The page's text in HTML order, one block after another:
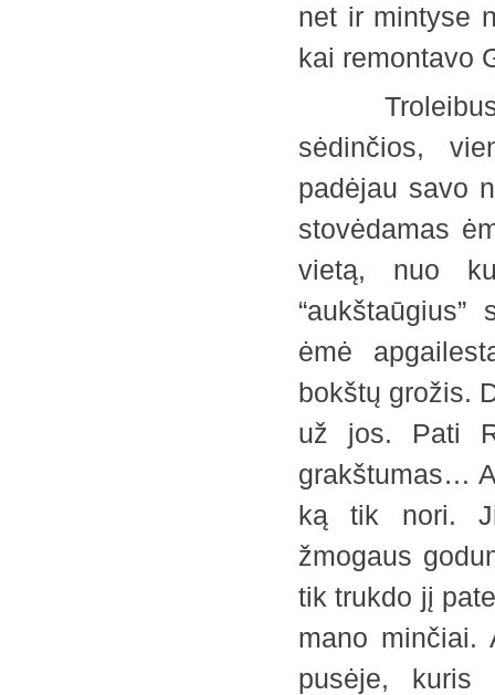
net ir mintyse
kai remontavo
Troleibuse
sėdinčios,
padėjau savo
stovėdamas
vietą, nuo
ėmė
bokštų grožis.
už jos. Pati
grakštumas…
ką tik nori.
žmogaus
tik trukdo jį
mano minčiai.
pusėje, kuris